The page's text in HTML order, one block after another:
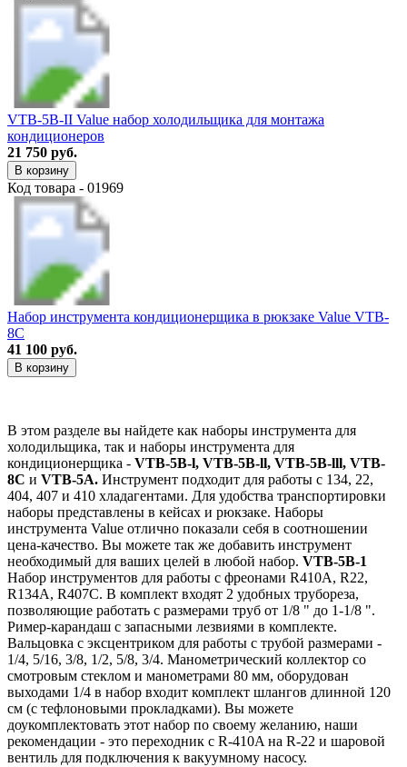
VTB-5B-II Value набор холодильщика для монтажа
кондиционеров
21 750 руб.
В корзину
Код товара - 01969
Набор инструмента кондиционерщика в рюкзаке Value VTB-
8C
41 100 руб.
В корзину
В этом разделе вы найдете как наборы инструмента для
холодильщика, так и наборы инструмента для
кондиционерщика - VTB-5B-l, VTB-5B-ll, VTB-5B-lll, VTB-
8C и VTB-5A. Инструмент подходит для работы с 134, 22,
404, 407 и 410 хладагентами. Для удобства транспортировки
наборы представлены в кейсах и рюкзаке. Наборы
инструмента Value отлично показали себя в соотношении
цена-качество. Вы можете так же добавить инструмент
необходимый для ваших целей в любой набор. VTB-5B-1
Набор инструментов для работы с фреонами R410A, R22,
R134A, R407C. В комплект входят 2 удобных трубореза,
позволяющие работать с размерами труб от 1/8 " до 1-1/8 ".
Ример-карандаш с запасными лезвиями в комплекте.
Вальцовка с эксцентриком для работы с трубой размерами -
1/4, 5/16, 3/8, 1/2, 5/8, 3/4. Манометрический коллектор со
смотровым стеклом и манометрами 80 мм, оборудован
выходами 1/4 в набор входит комплект шлангов длинной 120
см (с тефлоновыми прокладками). Вы можете
доукомплектовать этот набор по своему желанию, наши
рекомендации - это переходник c R-410A на R-22 и шаровой
вентиль для подключения к вакуумному насосу.